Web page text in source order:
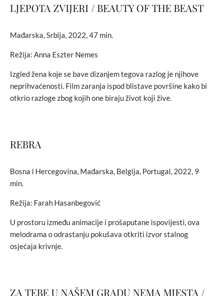
LJEPOTA ZVIJERI / BEAUTY OF THE BEAST
Mađarska, Srbija, 2022, 47 min.
Režija: Anna Eszter Nemes
Izgled žena koje se bave dizanjem tegova razlog je njihove
neprihvaćenosti. Film zaranja ispod blistave površine kako bi
otkrio razloge zbog kojih one biraju život koji žive.
REBRA
Bosna i Hercegovina, Mađarska, Belgija, Portugal, 2022, 9
min.
Režija: Farah Hasanbegović
U prostoru između animacije i prošaputane ispovijesti, ova
melodrama o odrastanju pokušava otkriti izvor stalnog
osjećaja krivnje.
ZA TEBE U NAŠEM GRADU NEMA MJESTA /